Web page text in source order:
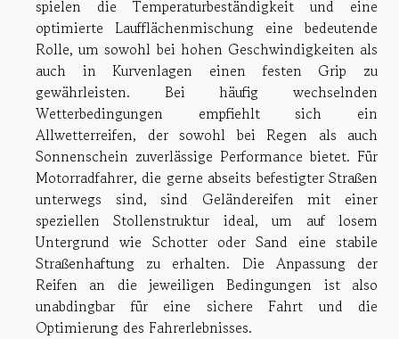
spielen die Temperaturbeständigkeit und eine
optimierte Laufflächenmischung eine bedeutende
Rolle, um sowohl bei hohen Geschwindigkeiten als
auch in Kurvenlagen einen festen Grip zu
gewährleisten. Bei häufig wechselnden
Wetterbedingungen empfiehlt sich ein
Allwetterreifen, der sowohl bei Regen als auch
Sonnenschein zuverlässige Performance bietet. Für
Motorradfahrer, die gerne abseits befestigter Straßen
unterwegs sind, sind Geländereifen mit einer
speziellen Stollenstruktur ideal, um auf losem
Untergrund wie Schotter oder Sand eine stabile
Straßenhaftung zu erhalten. Die Anpassung der
Reifen an die jeweiligen Bedingungen ist also
unabdingbar für eine sichere Fahrt und die
Optimierung des Fahrerlebnisses.